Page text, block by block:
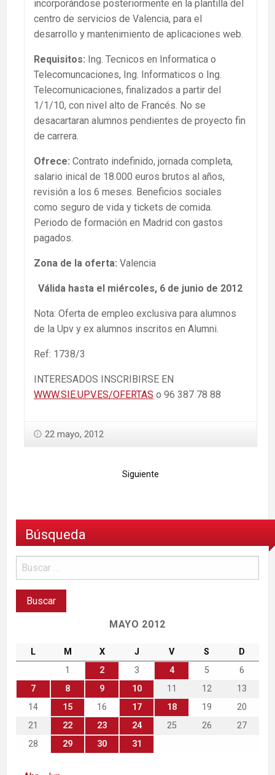
incorporándose posteriormente en la plantilla del
centro de servicios de Valencia, para el
desarrollo y mantenimiento de aplicaciones web.
Requisitos: Ing. Tecnicos en Informatica o
Telecomuncaciones, Ing. Informaticos o Ing.
Telecomunicaciones, finalizados a partir del
1/1/10, con nivel alto de Francés. No se
desacartaran alumnos pendientes de proyecto fin
de carrera.
Ofrece: Contrato indefinido, jornada completa,
salario inical de 18.000 euros brutos al años,
revisión a los 6 meses. Beneficios sociales
como seguro de vida y tickets de comida.
Periodo de formación en Madrid con gastos
pagados.
Zona de la oferta: Valencia
Válida hasta el miércoles, 6 de junio de 2012
Nota: Oferta de empleo exclusiva para alumnos
de la Upv y ex alumnos inscritos en Alumni.
Ref: 1738/3
INTERESADOS INSCRIBIRSE EN
WWW.SIE.UPV.ES/OFERTAS o 96 387 78 88
22 mayo, 2012
Siguiente
Búsqueda
MAYO 2012
L M X J V S
D
1
2 3 4 5
6
7
8 9 10 11 12
13
14
15 16 17 18 19
20
21
22 23 24 25 26
27
28
29 30 31